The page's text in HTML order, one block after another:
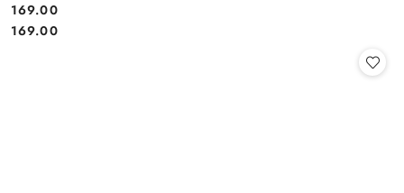
Cena:
169.00
Cena:
169.00